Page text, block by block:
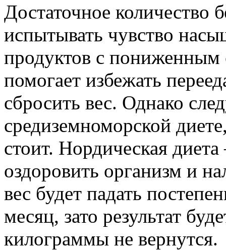
Достаточное количество
испытывать чувство
продуктов с
помогает избежать
сбросить вес. Однако
средиземноморской
стоит. Нордическая
оздоровить организм и
вес будет падать
месяц, зато результат
килограммы не вернутся.